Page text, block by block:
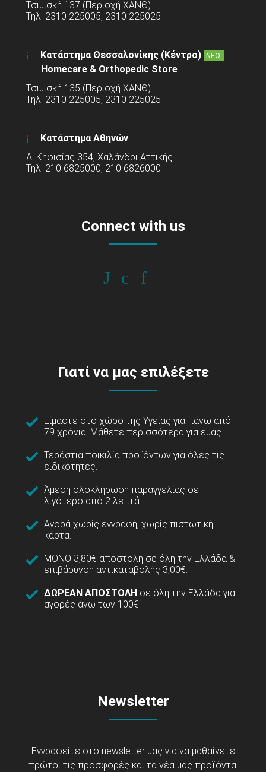
Τσιμισκή 137 (Περιοχή ΧΑΝΘ)
Τηλ: 2310 225005, 2310 225025
Κατάστημα Θεσσαλονίκης (Κέντρο) ΝΕΟ
Homecare & Orthopedic Store
Τσιμισκή 135 (Περιοχή ΧΑΝΘ)
Τηλ: 2310 225005, 2310 225025
Κατάστημα Αθηνών
Λ. Κηφισίας 354, Χαλάνδρι Αττικής
Τηλ: 210 6825000, 210 6826000
Connect with us
Γιατί να μας επιλέξετε
Είμαστε στο χώρο της Υγείας για πάνω από
79 χρόνια! Μάθετε περισσότερα για εμάς...
Τεράστια ποικιλία προϊόντων για όλες τις
ειδικότητες.
Άμεση ολοκλήρωση παραγγελίας σε
λιγότερο από 2 λεπτά.
Αγορά χωρίς εγγραφή, χωρίς πιστωτική
κάρτα.
ΜΟΝΟ 3,80€ αποστολή σε όλη την Ελλάδα &
επιβάρυνση αντικαταβολής 3,00€.
ΔΩΡΕΑΝ ΑΠΟΣΤΟΛΗ σε όλη την Ελλάδα για
αγορές άνω των 100€.
Newsletter
Εγγραφείτε στο newsletter μας για να μαθαίνετε
πρώτοι τις προσφορές και τα νέα μας προϊόντα!